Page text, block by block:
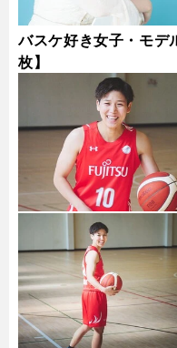
バスケ好き女子・モデ
枚】